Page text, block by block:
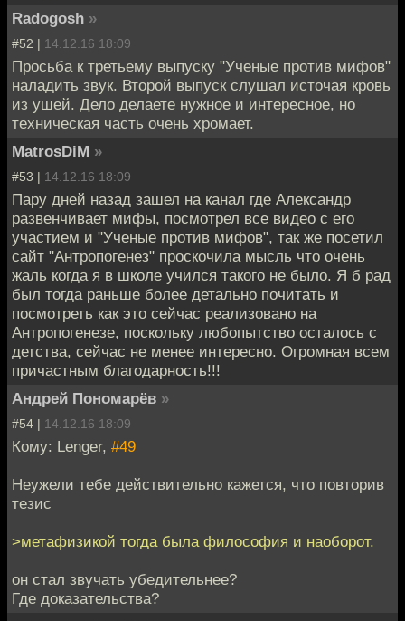
Radogosh »
#52 | 14.12.16 18:09
Просьба к третьему выпуску "Ученые против мифов"
наладить звук. Второй выпуск слушал источая кровь
из ушей. Дело делаете нужное и интересное, но
техническая часть очень хромает.
MatrosDiM »
#53 | 14.12.16 18:09
Пару дней назад зашел на канал где Александр
развенчивает мифы, посмотрел все видео с его
участием и "Ученые против мифов", так же посетил
сайт "Антропогенез" проскочила мысль что очень
жаль когда я в школе учился такого не было. Я б рад
был тогда раньше более детально почитать и
посмотреть как это сейчас реализовано на
Антропогенезе, поскольку любопытство осталось с
детства, сейчас не менее интересно. Огромная всем
причастным благодарность!!!
Андрей Пономарёв »
#54 | 14.12.16 18:09
Кому: Lenger, #49
Неужели тебе действительно кажется, что повторив
тезис
>метафизикой тогда была философия и наоборот.
он стал звучать убедительнее?
Где доказательства?